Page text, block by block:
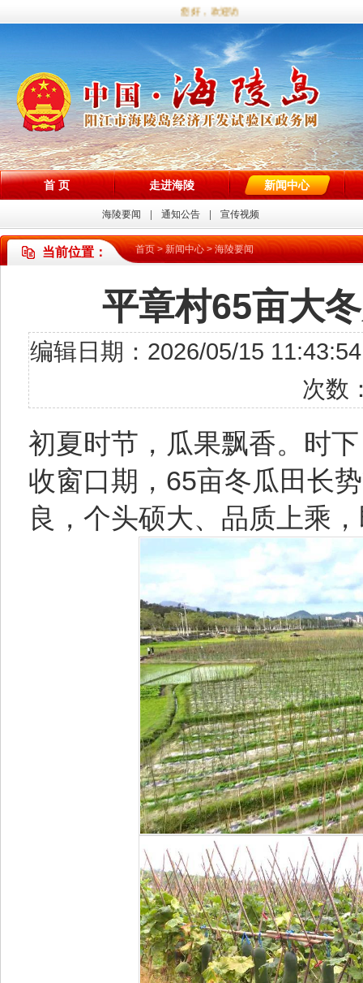
您好，欢迎访问海陵试验区政务网站！
首 页 走进海陵 新闻中心
海陵要闻 通知公告 宣传视频
当前位置： 首页>新闻中心>海陵要闻
平章村65亩大
编辑日期：2026/05/15
次数
初夏时节，瓜果飘香。时
收窗口期，65亩冬瓜田长
良，个头硕大、品质上乘